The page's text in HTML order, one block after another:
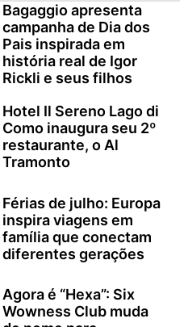
Bagaggio apresenta
campanha de Dia dos
Pais inspirada em
história real de Igor
Rickli e seus filhos
Hotel Il Sereno Lago di
Como inaugura seu 2º
restaurante, o Al
Tramonto
Férias de julho: Europa
inspira viagens em
família que conectam
diferentes gerações
Agora é “Hexa”: Six
Wowness Club muda